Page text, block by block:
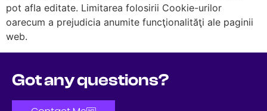
pot afla editate. Limitarea folosirii Cookie-urilor
oarecum a prejudicia anumite funcţionalităţi ale paginii
web.
Got any questions?